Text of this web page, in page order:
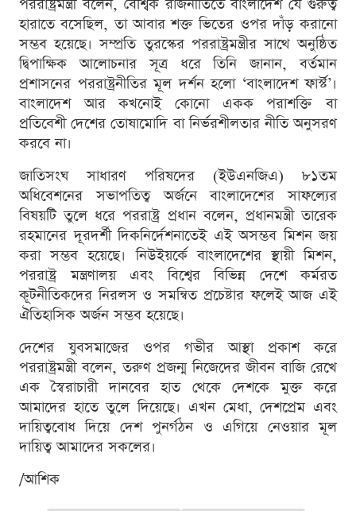
পররাষ্ট্রমন্ত্রী বলেন, বৈশ্বিক রাজনীতিতে বাংলাদেশ যে গুরুত্ব
হারাতে বসেছিল, তা আবার শক্ত ভিতের ওপর দাঁড় করানো
সম্ভব হয়েছে। সম্প্রতি তুরস্কের পররাষ্ট্রমন্ত্রীর সাথে অনুষ্ঠিত
দ্বিপাক্ষিক আলোচনার সূত্র ধরে তিনি জানান, বর্তমান
প্রশাসনের পররাষ্ট্রনীতির মূল দর্শন হলো ‘বাংলাদেশ ফার্স্ট’।
বাংলাদেশ আর কখনোই কোনো একক পরাশক্তি বা
প্রতিবেশী দেশের তোষামোদি বা নির্ভরশীলতার নীতি অনুসরণ
করবে না।
জাতিসংঘ সাধারণ পরিষদের (ইউএনজিএ) ৮১তম
অধিবেশনের সভাপতিত্ব অর্জনে বাংলাদেশের সাফল্যের
বিষয়টি তুলে ধরে পররাষ্ট্র প্রধান বলেন, প্রধানমন্ত্রী তারেক
রহমানের দূরদর্শী দিকনির্দেশনাতেই এই অসম্ভব মিশন জয়
করা সম্ভব হয়েছে। নিউইয়র্কে বাংলাদেশের স্থায়ী মিশন,
পররাষ্ট্র মন্ত্রণালয় এবং বিশ্বের বিভিন্ন দেশে কর্মরত
কূটনীতিকদের নিরলস ও সমন্বিত প্রচেষ্টার ফলেই আজ এই
ঐতিহাসিক অর্জন সম্ভব হয়েছে।
দেশের যুবসমাজের ওপর গভীর আস্থা প্রকাশ করে
পররাষ্ট্রমন্ত্রী বলেন, তরুণ প্রজন্ম নিজেদের জীবন বাজি রেখে
এক স্বৈরাচারী দানবের হাত থেকে দেশকে মুক্ত করে
আমাদের হাতে তুলে দিয়েছে। এখন মেধা, দেশপ্রেম এবং
দায়িত্ববোধ দিয়ে দেশ পুনর্গঠন ও এগিয়ে নেওয়ার মূল
দায়িত্ব আমাদের সকলের।
/আশিক